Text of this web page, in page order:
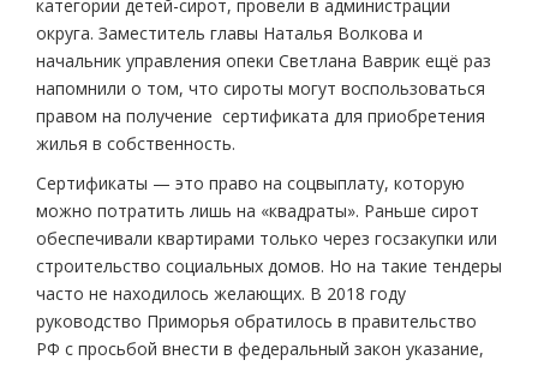
категории детей-сирот, провели в администрации
округа. Заместитель главы Наталья Волкова и
начальник управления опеки Светлана Ваврик ещё раз
напомнили о том, что сироты могут воспользоваться
правом на получение сертификата для приобретения
жилья в собственность.
Сертификаты — это право на соцвыплату, которую
можно потратить лишь на «квадраты». Раньше сирот
обеспечивали квартирами только через госзакупки или
строительство социальных домов. Но на такие тендеры
часто не находилось желающих. В 2018 году
руководство Приморья обратилось в правительство
РФ с просьбой внести в федеральный закон указание,